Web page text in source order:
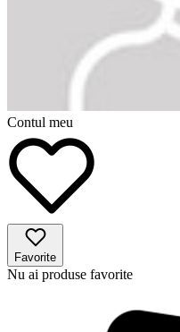
Contul meu
Favorite
Nu ai produse favorite